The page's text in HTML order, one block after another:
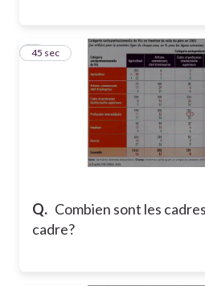
Q. Combien sont les
cadre?
3
45 sec